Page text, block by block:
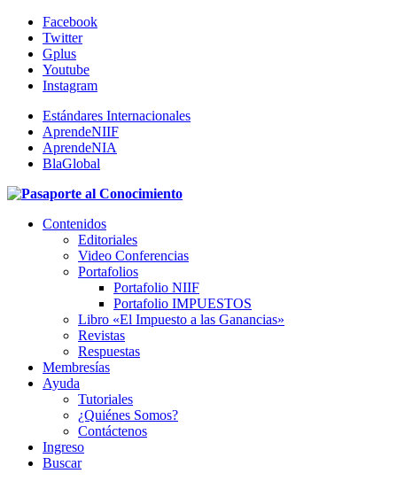
Facebook
Twitter
Gplus
Youtube
Instagram
Estándares Internacionales
AprendeNIIF
AprendeNIA
BlaGlobal
Contenidos
Editoriales
Video Conferencias
Portafolios
Portafolio NIIF
Portafolio IMPUESTOS
Libro «El Impuesto a las Ganancias»
Revistas
Respuestas
Membresías
Ayuda
Tutoriales
¿Quiénes Somos?
Contáctenos
Ingreso
Buscar